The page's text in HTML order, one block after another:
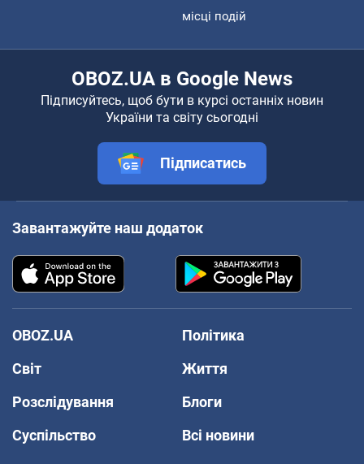
місці подій
OBOZ.UA в Google News
Підписуйтесь, щоб бути в курсі останніх новин
України та світу сьогодні
Підписатись
Завантажуйте наш додаток
OBOZ.UA
Політика
Світ
Життя
Розслідування
Блоги
Суспільство
Всі новини